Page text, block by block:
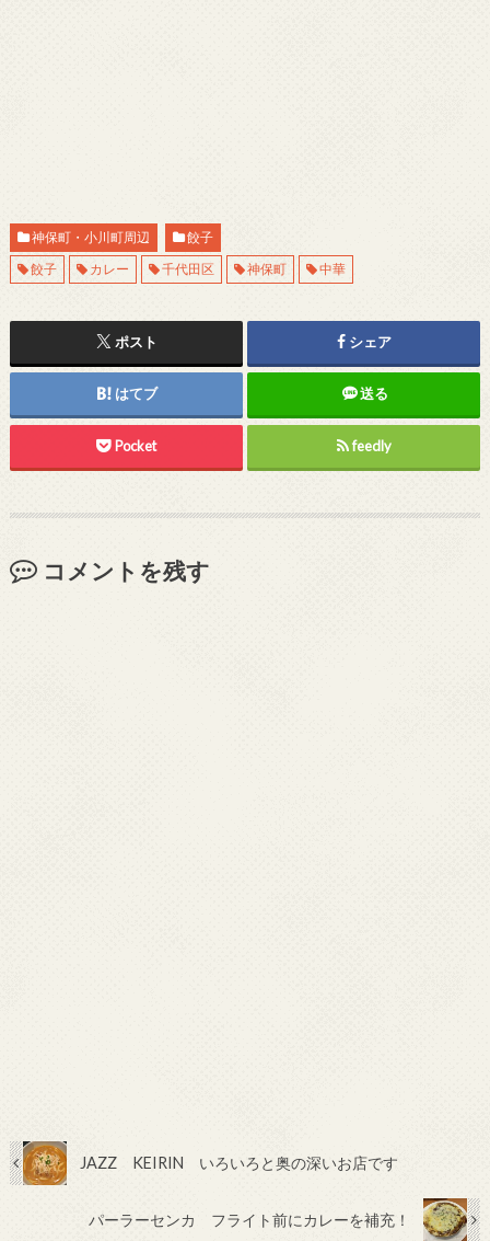
神保町・小川町周辺
餃子
餃子
カレー 千代田区 神保町 中華
ポスト シェア
はてブ 送る
Pocket feedly
コメントを残す
JAZZ KEIRIN いろいろと奥の深いお店です
パーラーセンカ フライト前にカレーを補充！